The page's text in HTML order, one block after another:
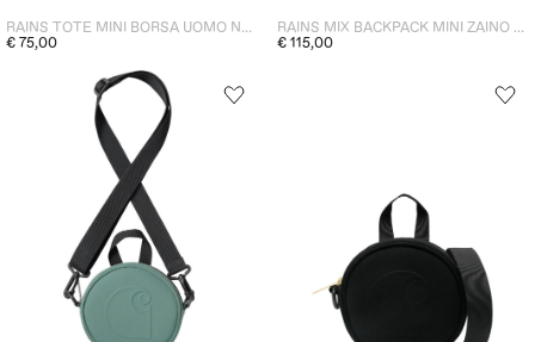
RAINS TOTE MINI BORSA UOMO NERO
€ 75,00
RAINS MIX BACKPACK MINI ZAINO UOMO NERO
€ 115,00